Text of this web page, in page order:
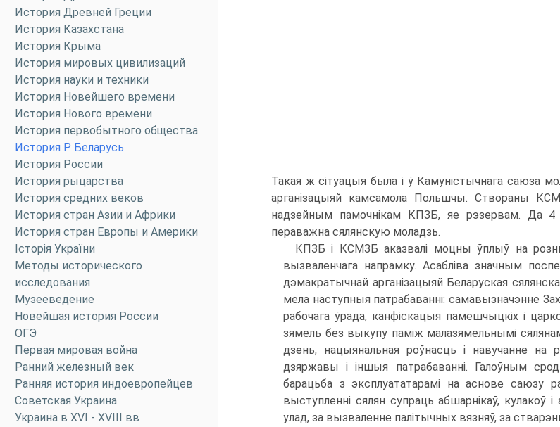
История Древней Греции
История Казахстана
История Крыма
История мировых цивилизаций
История науки и техники
История Новейшего времени
История Нового времени
История первобытного общества
История Р. Беларусь
История России
История рыцарства
История средних веков
История стран Азии и Африки
История стран Европы и Америки
Історія України
Методы исторического
исследования
Музееведение
Новейшая история России
ОГЭ
Первая мировая война
Ранний железный век
Ранняя история индоевропейцев
Советская Украина
Украина в XVI - XVIII вв
Такая ж сітуацыя была і ў Камуністычнага саюза
арганізацыяй камсамола Польшчы. Створаны
надзейным памочнікам КПЗБ, яе рэзервам. Да 4
пераважна сялянскую моладзь.
КПЗБ і КСМЗБ аказвалі моцны ўплыў на
вызваленчага напрамку. Асабліва значным
дэмакратычнай арганізацыяй Беларуская
мела наступныя патрабаванні: самавызначэнне
рабочага ўрада, канфіскацыя памешчыцкіх і
зямель без выкупу паміж малазямельнымі
дзень, нацыянальная роўнасць і навучанне
дзяржавы і іншыя патрабаванні. Галоўным
барацьба з эксплуататарамі на аснове саюзу
выступленні сялян супраць абшарнікаў, кулакоў і
улад, за вызваленне палітычных вязняў, за